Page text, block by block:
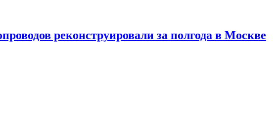
реконструировали за полгода в Москве